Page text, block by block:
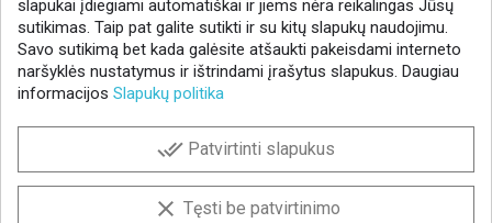
1 2 3 … 5 
Gaukite geriausius pasiūlymus!
Prenumeruokite naujienlaiškį ir visada sužinokite
slapukai įdiegiami automatiškai ir jiems nėra reikalingas Jūsų
sutikimas. Taip pat galite sutikti ir su kitų slapukų naudojimu.
Savo sutikimą bet kada galėsite atšaukti pakeisdami interneto
naršyklės nustatymus ir ištrindami įrašytus slapukus. Daugiau
informacijos Slapukų politika
done_all Patvirtinti slapukus
clear Tęsti be patvirtinimo